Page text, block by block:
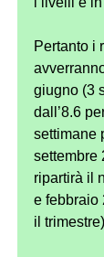
Pertanto i
giugno (3
dall’8.6
settimane
settembre
ripartirà il
e febbraio
il